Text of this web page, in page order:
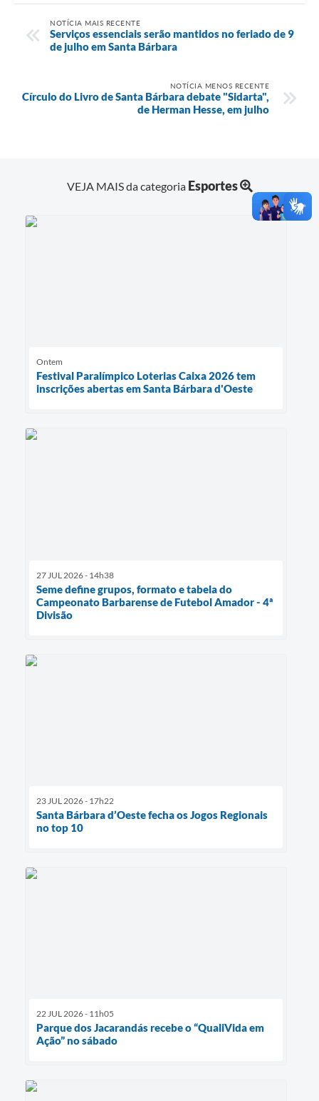
NOTÍCIA MAIS RECENTE
Serviços essenciais serão mantidos no feriado de 9
de julho em Santa Bárbara
NOTÍCIA MENOS RECENTE
Círculo do Livro de Santa Bárbara debate "Sidarta",
de Herman Hesse, em julho
VEJA MAIS da categoria Esportes
Ontem
Festival Paralímpico Loterias Caixa 2026 tem
inscrições abertas em Santa Bárbara d'Oeste
27 JUL 2026 - 14h38
Seme define grupos, formato e tabela do
Campeonato Barbarense de Futebol Amador - 4ª
Divisão
23 JUL 2026 - 17h22
Santa Bárbara d’Oeste fecha os Jogos Regionais
no top 10
22 JUL 2026 - 11h05
Parque dos Jacarandás recebe o “QualiVida em
Ação” no sábado